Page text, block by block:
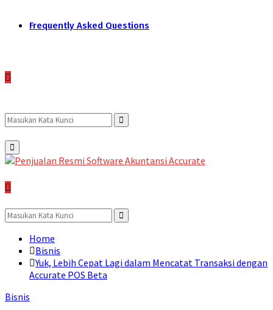
Frequently Asked Questions
Search
for:
Search
Primary
Menu
Search
for:
Search
Home
Bisnis
Yuk, Lebih Cepat Lagi dalam Mencatat Transaksi dengan
Accurate POS Beta
Bisnis